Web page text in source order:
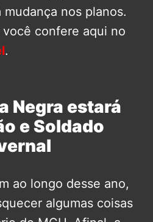
nos planos.
confere aqui no
.
Negra estará
e Soldado
ao longo desse ano,
algumas coisas